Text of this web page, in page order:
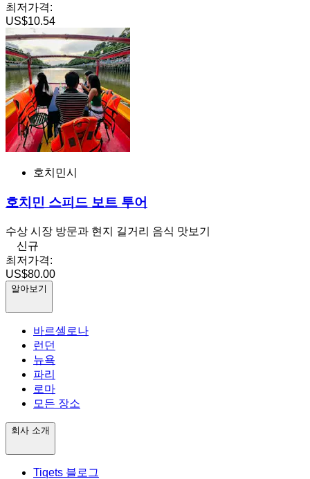
최저가격:
US$10.54
호치민시
호치민 스피드 보트 투어
수상 시장 방문과 현지 길거리 음식 맛보기
신규
최저가격:
US$80.00
알아보기
바르셀로나
런던
뉴욕
파리
로마
모든 장소
회사 소개
Tiqets 블로그